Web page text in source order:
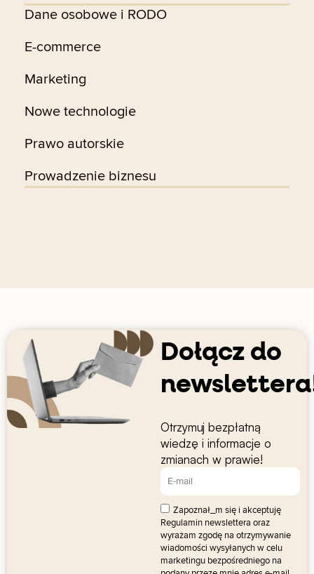
Dane osobowe i RODO
E-commerce
Marketing
Nowe technologie
Prawo autorskie
Prowadzenie biznesu
Dołącz do
Otrzymuj bezpłatną
wiedzę i informacje o
zmianach w prawie!
Zapoznał_m się i akceptuję
Regulamin newslettera oraz
wyrażam zgodę na otrzymywanie
wiadomości wysyłanych w celu
marketingu bezpośredniego na